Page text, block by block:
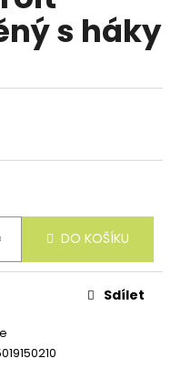
s háky
DO KOŠÍKU
Sdílet